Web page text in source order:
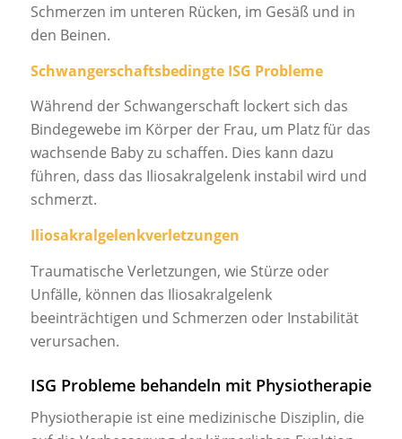
Schmerzen im unteren Rücken, im Gesäß und in
den Beinen.
Schwangerschaftsbedingte ISG Probleme
Während der Schwangerschaft lockert sich das
Bindegewebe im Körper der Frau, um Platz für das
wachsende Baby zu schaffen. Dies kann dazu
führen, dass das Iliosakralgelenk instabil wird und
schmerzt.
Iliosakralgelenkverletzungen
Traumatische Verletzungen, wie Stürze oder
Unfälle, können das Iliosakralgelenk
beeinträchtigen und Schmerzen oder Instabilität
verursachen.
ISG Probleme behandeln mit Physiotherapie
Physiotherapie ist eine medizinische Disziplin, die